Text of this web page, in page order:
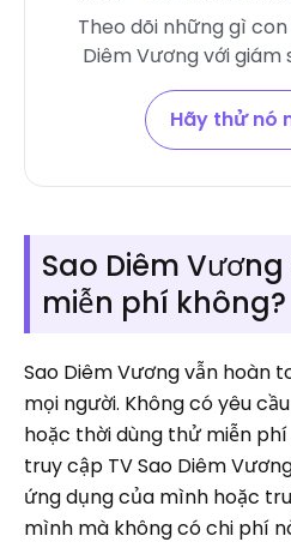
Theo dõi những gì
Diêm Vương với
Hãy thử nó
Sao Diêm
miễn phí không?
Sao Diêm Vương vẫn hoàn
mọi người. Không có yêu
hoặc thời dùng thử miễn
truy cập TV Sao Diêm
ứng dụng của mình hoặc
mình mà không có chi phí